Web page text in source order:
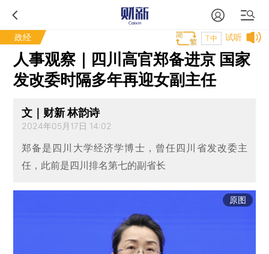
政经 试听
T中
人事观察｜四川高官郑备进京 国家
发改委时隔多年再迎女副主任
文｜财新 林韵诗
2024年05月17日 14:02
郑备是四川大学经济学博士，曾任四川省发改委主
任，此前是四川排名第七的副省长
原图